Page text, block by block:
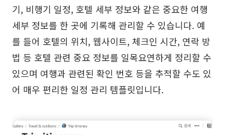
기, 비행기 일정, 호텔 세부 정보와 같은 중요한 여행
세부 정보를 한 곳에 기록해 관리할 수 있습니다. 예
를 들어 호텔의 위치, 웹사이트, 체크인 시간, 연락 방
법 등 호텔 관련 중요 정보를 일목요연하게 정리할 수
있으며 여행과 관련된 확인 번호 등을 추적할 수도 있
어 매우 편리한 일정 관리 템플릿입니다.